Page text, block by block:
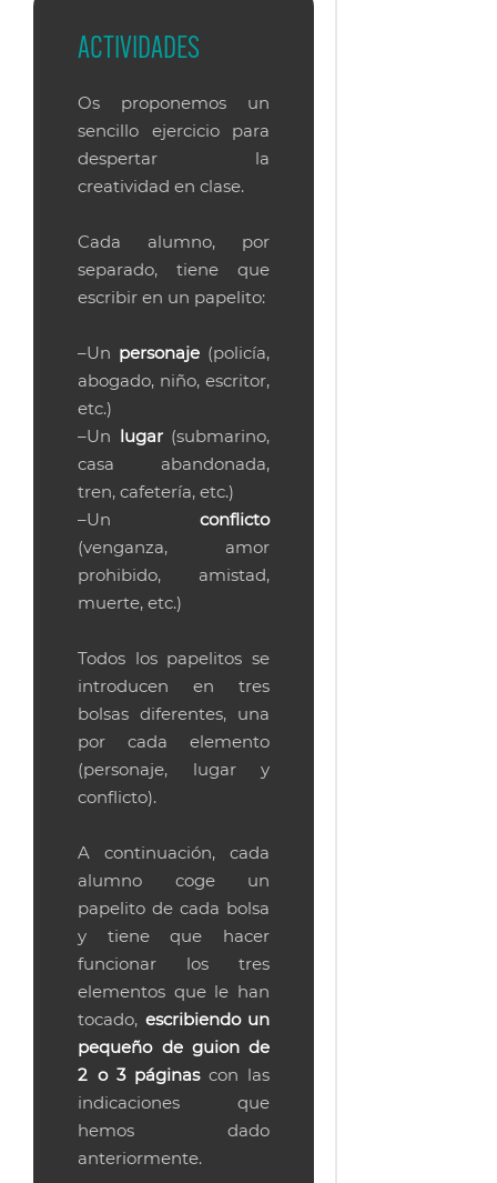
ACTIVIDADES
Os proponemos un
sencillo ejercicio para
despertar la
creatividad en clase.
Cada alumno, por
separado, tiene que
escribir en un papelito:
–Un personaje (policía,
abogado, niño, escritor,
etc.)
–Un lugar(submarino,
casa abandonada,
tren, cafetería, etc.)
–Un conflicto
(venganza, amor
prohibido, amistad,
muerte, etc.)
Todos los papelitos se
introducen en tres
bolsas diferentes, una
por cada elemento
(personaje, lugar y
conflicto).
A continuación, cada
alumno coge un
papelito de cada bolsa
y tiene que hacer
funcionar los tres
elementos que le han
tocado, escribiendo un
pequeño de guion de
2 o 3 páginascon las
indicaciones que
hemos dado
anteriormente.